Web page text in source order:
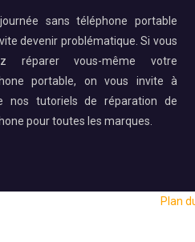
sans téléphone portable
devenir problématique. Si vous
réparer vous-même votre
portable, on vous invite à
nos tutoriels de réparation de
pour toutes les marques.
Plan